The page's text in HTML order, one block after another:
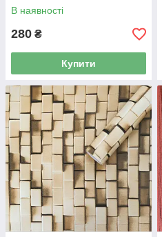
В наявності
280 ₴
Купити